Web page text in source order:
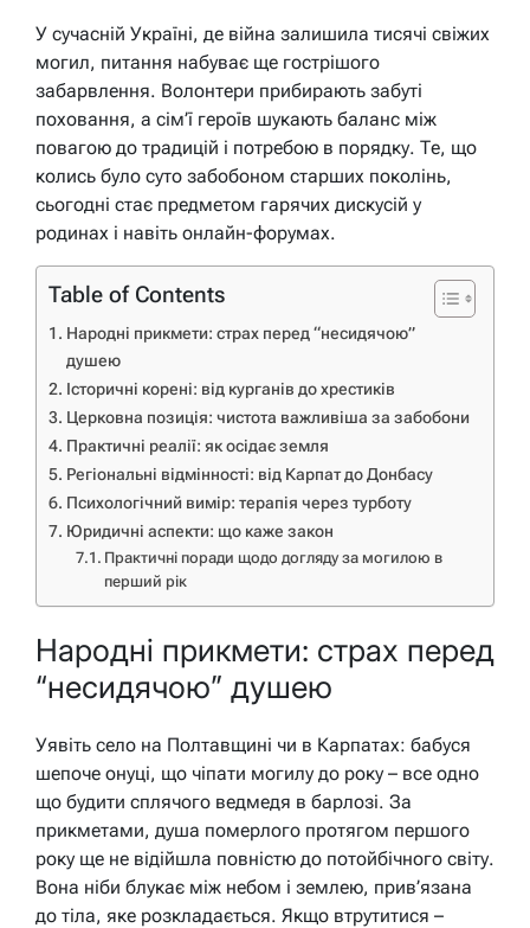
У сучасній Україні, де війна залишила тисячі свіжих
могил, питання набуває ще гострішого
забарвлення. Волонтери прибирають забуті
поховання, а сім’ї героїв шукають баланс між
повагою до традицій і потребою в порядку. Те, що
колись було суто забобоном старших поколінь,
сьогодні стає предметом гарячих дискусій у
родинах і навіть онлайн-форумах.
Table of Contents
Народні прикмети: страх перед “несидячою”
душею
Історичні корені: від курганів до хрестиків
Церковна позиція: чистота важливіша за забобони
Практичні реалії: як осідає земля
Регіональні відмінності: від Карпат до Донбасу
Психологічний вимір: терапія через турботу
Юридичні аспекти: що каже закон
Практичні поради щодо догляду за могилою в
перший рік
Народні прикмети: страх перед
“несидячою” душею
Уявіть село на Полтавщині чи в Карпатах: бабуся
шепоче онуці, що чіпати могилу до року – все одно
що будити сплячого ведмедя в барлозі. За
прикметами, душа померлого протягом першого
року ще не відійшла повністю до потойбічного світу.
Вона ніби блукає між небом і землею, прив’язана
до тіла, яке розкладається. Якщо втрутитися –